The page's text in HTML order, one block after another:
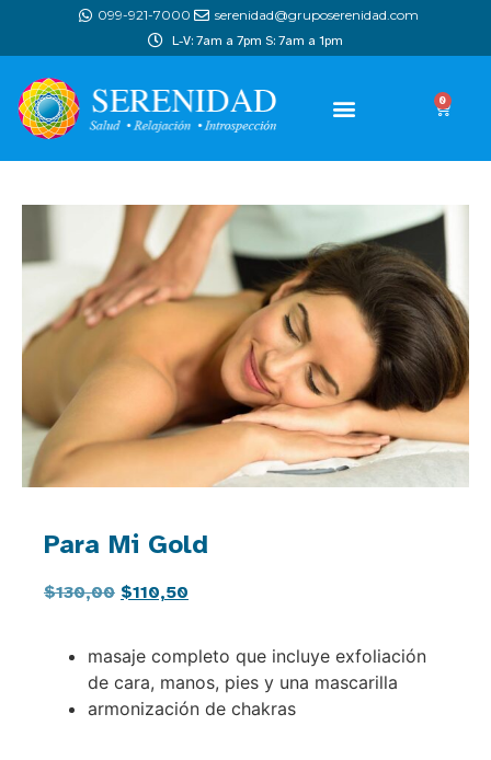
099-921-7000 serenidad@gruposerenidad.com
L-V: 7am a 7pm S: 7am a 1pm
0
Para Mi Gold
$130,00 $110,50
masaje completo que incluye exfoliación
de cara, manos, pies y una mascarilla
armonización de chakras